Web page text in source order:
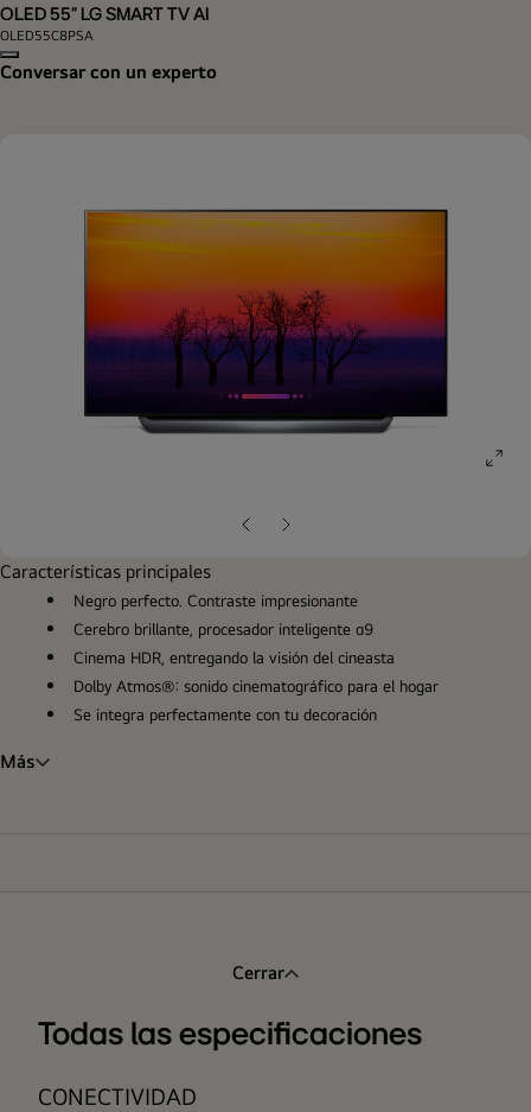
OLED 55" LG SMART TV AI
OLED55C8PSA
Copy model name
Conversar con un experto
Diapositiva
Siguiente
Características principales
Negro perfecto. Contraste impresionante
Cerebro brillante, procesador inteligente α9
Cinema HDR, entregando la visión del cineasta
Dolby Atmos®: sonido cinematográfico para el hogar
Se integra perfectamente con tu decoración
Más
Cerrar
Todas las especificaciones
CONECTIVIDAD